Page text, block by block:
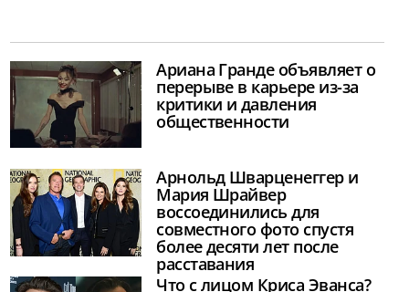
Ариана Гранде объявляет о
перерыве в карьере из-за
критики и давления
общественности
Арнольд Шварценеггер и
Мария Шрайвер
воссоединились для
совместного фото спустя
более десяти лет после
расставания
Что с лицом Криса Эванса?